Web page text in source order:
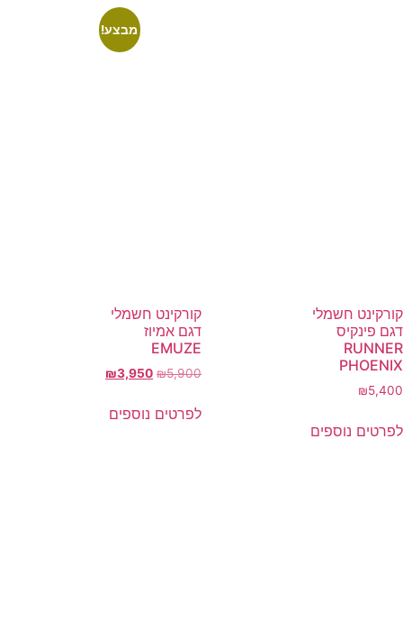
קורקינט חשמלי
דגם פינקיס
RUNNER
PHOENIX
₪5,400
לפרטים נוספים
מבצע!
קורקינט חשמלי
דגם אמיוז
EMUZE
₪5,900
₪3,950
לפרטים נוספים